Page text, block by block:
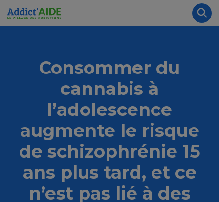
Aller au contenu principal
Consommer du
cannabis à
l’adolescence
augmente le risque
de schizophrénie 15
ans plus tard, et ce
n’est pas lié à des
Panneau de gestion des cookies